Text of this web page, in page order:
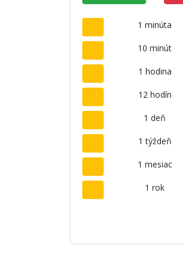
1 minúta
10 minút
1 hodina
12 hodín
1 deň
1 týždeň
1 mesiac
1 rok